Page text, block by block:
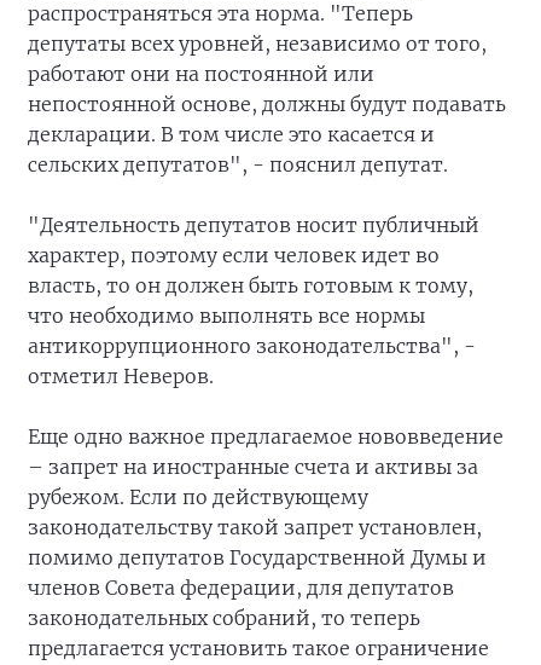
распространяться эта норма. "Теперь
депутаты всех уровней, независимо от того,
работают они на постоянной или
непостоянной основе, должны будут подавать
декларации. В том числе это касается и
сельских депутатов", - пояснил депутат.
"Деятельность депутатов носит публичный
характер, поэтому если человек идет во
власть, то он должен быть готовым к тому,
что необходимо выполнять все нормы
антикоррупционного законодательства", -
отметил Неверов.
Еще одно важное предлагаемое нововведение
– запрет на иностранные счета и активы за
рубежом. Если по действующему
законодательству такой запрет установлен,
помимо депутатов Государственной Думы и
членов Совета федерации, для депутатов
законодательных собраний, то теперь
предлагается установить такое ограничение